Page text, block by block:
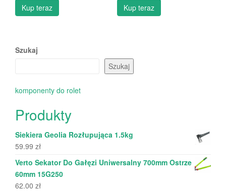
Kup teraz Kup teraz
Szukaj
Szukaj
komponenty do rolet
Produkty
Siekiera Geolia Rozłupująca 1.5kg
59.99 zł
Verto Sekator Do Gałęzi Uniwersalny 700mm Ostrze
60mm 15G250
62.00 zł